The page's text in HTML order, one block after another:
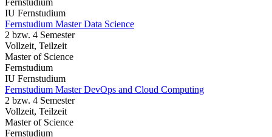
Fernstudium
IU Fernstudium
Fernstudium Master Data Science
2 bzw. 4 Semester
Vollzeit, Teilzeit
Master of Science
Fernstudium
IU Fernstudium
Fernstudium Master DevOps and Cloud Computing
2 bzw. 4 Semester
Vollzeit, Teilzeit
Master of Science
Fernstudium